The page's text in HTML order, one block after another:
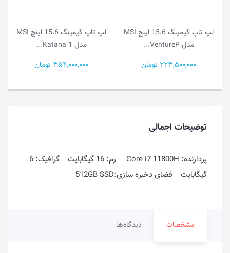
لپ تاپ گیمینگ 15.6 اینچ MSI
مدل VentureP...
223,500,000 تومان
لپ تاپ گیمینگ 15.6 اینچ MSI
مدل Katana 1...
354,000,000 تومان
توضیحات اجمالی
پردازنده: Core i7-11800H رم: 16 گیگابایت گرافیک: 6
گیگابایت فضای ذخیره سازی:512GB SSD
مشخصات دیدگاه‌ها